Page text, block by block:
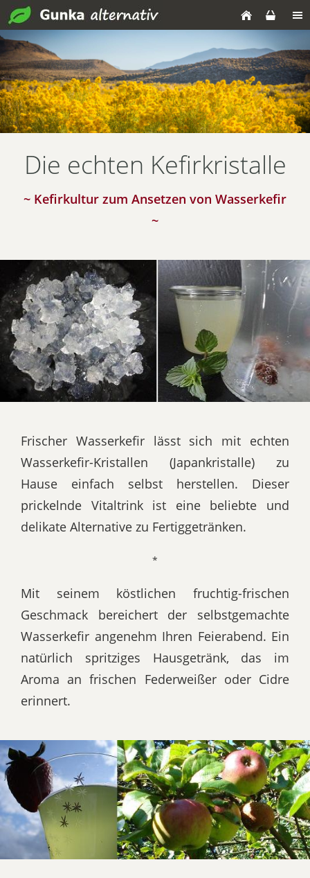
Die echten Kefirkristalle
~ Kefirkultur zum Ansetzen von Wasserkefir
~
Frischer Wasserkefir lässt sich mit echten
Wasserkefir-Kristallen (Japankristalle) zu
Hause einfach selbst herstellen. Dieser
prickelnde Vitaltrink ist eine beliebte und
delikate Alternative zu Fertiggetränken.
*
Mit seinem köstlichen fruchtig-frischen
Geschmack bereichert der selbstgemachte
Wasserkefir angenehm Ihren Feierabend. Ein
natürlich spritziges Hausgetränk, das im
Aroma an frischen Federweißer oder Cidre
erinnert.